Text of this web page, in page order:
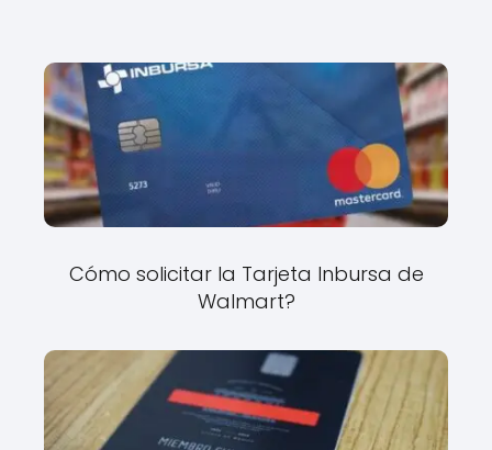
Cómo solicitar la Tarjeta Inbursa de
Walmart?